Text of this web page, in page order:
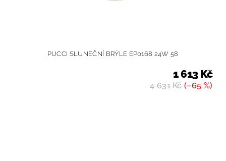
PUCCI SLUNEČNÍ BRÝLE EP0168 24W 58
4 631 Kč(–65 %)
1 613 Kč